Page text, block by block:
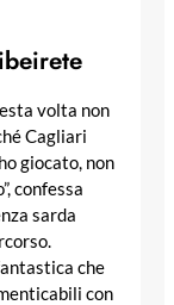
volta non
Cagliari
giocato, non
confessa
sarda
che
con